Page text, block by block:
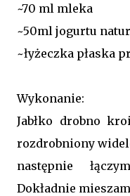
~70 ml mleka
~50ml jogurtu
~łyżeczka płaska
Wykonanie:
Jabłko drobno
rozdrobniony
następnie
Dokładnie